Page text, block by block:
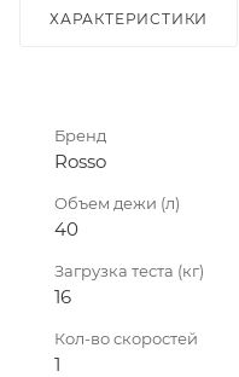
ХАРАКТЕРИСТИКИ
Бренд
Rosso
Объем дежи (л)
40
Загрузка теста (кг)
16
Кол-во скоростей
1